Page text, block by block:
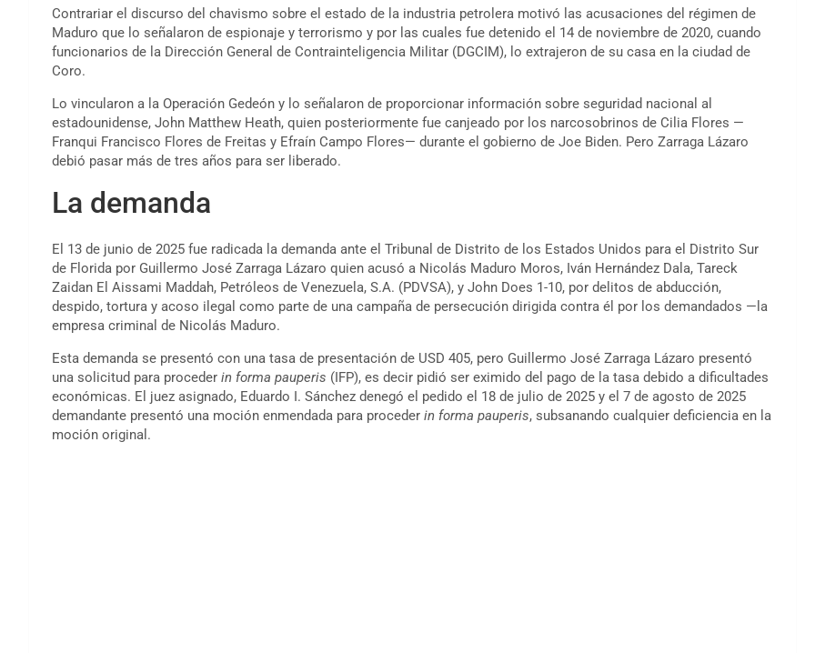
Contrariar el discurso del chavismo sobre el estado de la industria petrolera motivó las acusaciones del régimen de
Maduro que lo señalaron de espionaje y terrorismo y por las cuales fue detenido el 14 de noviembre de 2020, cuando
funcionarios de la Dirección General de Contrainteligencia Militar (DGCIM), lo extrajeron de su casa en la ciudad de
Coro.
Lo vincularon a la Operación Gedeón y lo señalaron de proporcionar información sobre seguridad nacional al
estadounidense, John Matthew Heath, quien posteriormente fue canjeado por los narcosobrinos de Cilia Flores —
Franqui Francisco Flores de Freitas y Efraín Campo Flores— durante el gobierno de Joe Biden. Pero Zarraga Lázaro
debió pasar más de tres años para ser liberado.
La demanda
El 13 de junio de 2025 fue radicada la demanda ante el Tribunal de Distrito de los Estados Unidos para el Distrito Sur
de Florida por Guillermo José Zarraga Lázaro quien acusó a Nicolás Maduro Moros, Iván Hernández Dala, Tareck
Zaidan El Aissami Maddah, Petróleos de Venezuela, S.A. (PDVSA), y John Does 1-10, por delitos de abducción,
despido, tortura y acoso ilegal como parte de una campaña de persecución dirigida contra él por los demandados —la
empresa criminal de Nicolás Maduro.
Esta demanda se presentó con una tasa de presentación de USD 405, pero Guillermo José Zarraga Lázaro presentó
una solicitud para proceder in forma pauperis (IFP), es decir pidió ser eximido del pago de la tasa debido a dificultades
económicas. El juez asignado, Eduardo I. Sánchez denegó el pedido el 18 de julio de 2025 y el 7 de agosto de 2025
demandante presentó una moción enmendada para proceder in forma pauperis, subsanando cualquier deficiencia en la
moción original.